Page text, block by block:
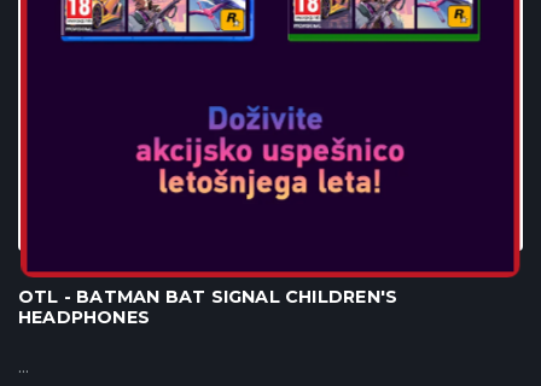
OTL - BATMAN BAT SIGNAL CHILDREN'S
HEADPHONES
...